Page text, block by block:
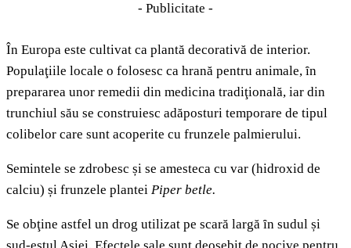
- Publicitate -
În Europa este cultivat ca plantă decorativă de interior.
Populaţiile locale o folosesc ca hrană pentru animale, ȋn
prepararea unor remedii din medicina tradiţională, iar din
trunchiul său se construiesc adăposturi temporare de tipul
colibelor care sunt acoperite cu frunzele palmierului.
Semintele se zdrobesc și se amesteca cu var (hidroxid de
calciu) și frunzele plantei Piper betle.
Se obţine astfel un drog utilizat pe scară largă ȋn sudul și
sud-estul Asiei. Efectele sale sunt deosebit de nocive pentru